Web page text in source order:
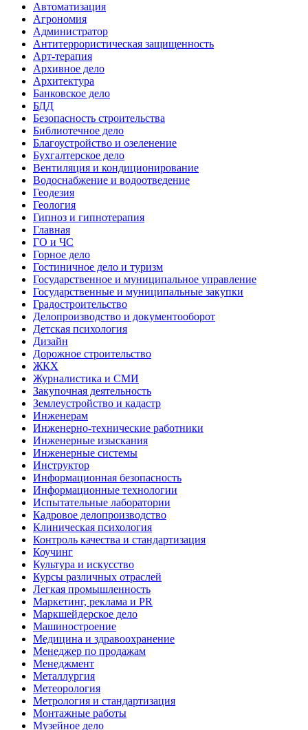
Автоматизация
Агрономия
Администратор
Антитеррористическая защищенность
Арт-терапия
Архивное дело
Архитектура
Банковское дело
БДД
Безопасность строительства
Библиотечное дело
Благоустройство и озеленение
Бухгалтерское дело
Вентиляция и кондиционирование
Водоснабжение и водоотведение
Геодезия
Геология
Гипноз и гипнотерапия
Главная
ГО и ЧС
Горное дело
Гостиничное дело и туризм
Государственное и муниципальное управление
Государственные и муниципальные закупки
Градостроительство
Делопроизводство и документооборот
Детская психология
Дизайн
Дорожное строительство
ЖКХ
Журналистика и СМИ
Закупочная деятельность
Землеустройство и кадастр
Инженерам
Инженерно-технические работники
Инженерные изыскания
Инженерные системы
Инструктор
Информационная безопасность
Информационные технологии
Испытательные лаборатории
Кадровое делопроизводство
Клиническая психология
Контроль качества и стандартизация
Коучинг
Культура и искусство
Курсы различных отраслей
Легкая промышленность
Маркетинг, реклама и PR
Маркшейдерское дело
Машиностроение
Медицина и здравоохранение
Менеджер по продажам
Менеджмент
Металлургия
Метеорология
Метрология и стандартизация
Монтажные работы
Музейное дело